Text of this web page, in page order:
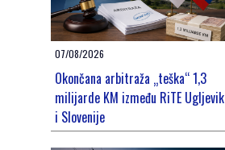
07/08/2026
Okončana arbitraža „teška“ 1,3
milijarde KM između RiTE Ugljevik
i Slovenije